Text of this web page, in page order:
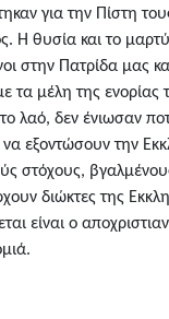
για την Πίστη
Η θυσία και το
στην Πατρίδα μας
τα μέλη της ενορίας
λαό, δεν ένιωσαν
να εξοντώσουν την
στόχους,
διώκτες της
είναι ο